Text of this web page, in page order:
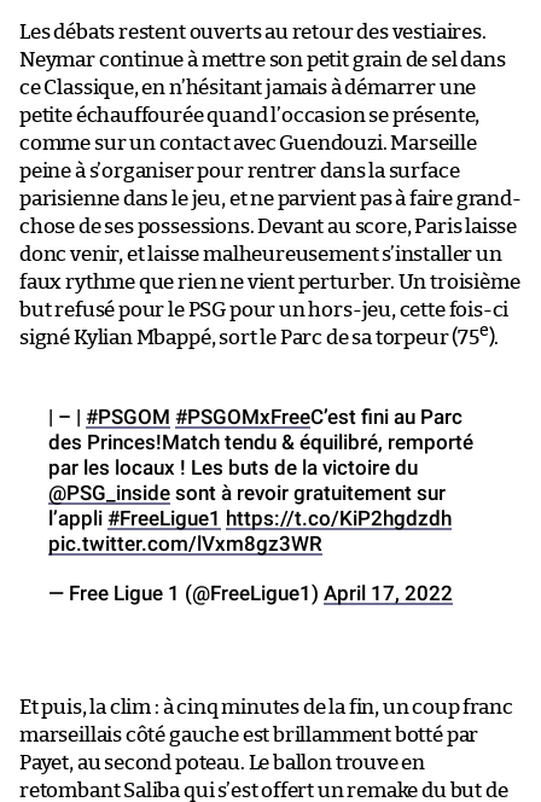
Les débats restent ouverts au retour des vestiaires.
Neymar continue à mettre son petit grain de sel dans
ce Classique, en n’hésitant jamais à démarrer une
petite échauffourée quand l’occasion se présente,
comme sur un contact avec Guendouzi. Marseille
peine à s’organiser pour rentrer dans la surface
parisienne dans le jeu, et ne parvient pas à faire grand-
chose de ses possessions. Devant au score, Paris laisse
donc venir, et laisse malheureusement s’installer un
faux rythme que rien ne vient perturber. Un troisième
but refusé pour le PSG pour un hors-jeu, cette fois-ci
signé Kylian Mbappé, sort le Parc de sa torpeur (75e).
| – | #PSGOM #PSGOMxFreeC’est fini au Parc
des Princes!Match tendu & équilibré, remporté
par les locaux ! Les buts de la victoire du
@PSG_inside sont à revoir gratuitement sur
l’appli #FreeLigue1 https://t.co/KiP2hgdzdh
pic.twitter.com/lVxm8gz3WR
— Free Ligue 1 (@FreeLigue1) April 17, 2022
Et puis, la clim : à cinq minutes de la fin, un coup franc
marseillais côté gauche est brillamment botté par
Payet, au second poteau. Le ballon trouve en
retombant Saliba qui s’est offert un remake du but de